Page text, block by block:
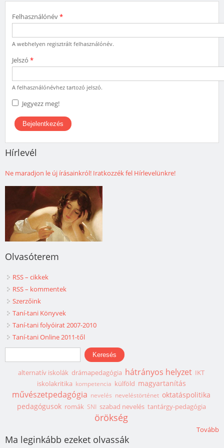
Felhasználónév*
A webhelyen regisztrált felhasználónév.
Jelszó *
A felhasználónévhez tartozó jelszó.
Jegyezz meg!
Hírlevél
Ne maradjon le új írásainkról! Iratkozzék fel Hírlevelünkre!
Olvasóterem
RSS – cikkek
RSS – kommentek
Szerzőink
Taní-tani Könyvek
Taní-tani folyóirat 2007-2010
Taní-tani Online 2011-től
Keresés űrlap
Keresés
alternatív iskolák drámapedagógia hátrányos helyzet IKT
iskolakritika kompetencia külföld magyartanítás
művészetpedagógia nevelés neveléstörténet oktatáspolitika
pedagógusok romák SNI szabad nevelés tantárgy-pedagógia
örökség
Tovább
Ma leginkább ezeket olvassák